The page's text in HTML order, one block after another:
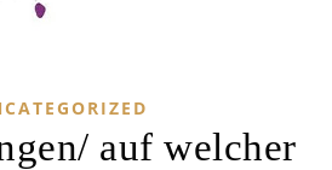
auf welcher